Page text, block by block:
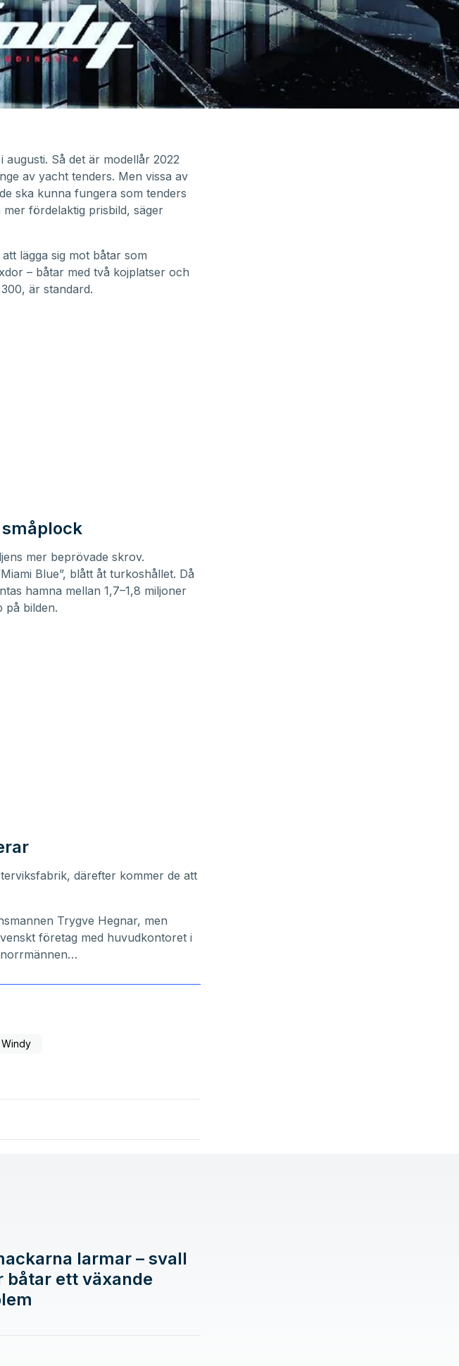
Så det är modellår 2022
av yacht tenders. Men vissa av
ska kunna fungera som tenders
fördelaktig prisbild, säger
lägga sig mot båtar som
– båtar med två kojplatser och
är standard.
mer beprövade skrov.
Blue”, blått åt turkoshållet. Då
hamna mellan 1,7–1,8 miljoner
på bilden.
därefter kommer de att
Trygve Hegnar, men
företag med huvudkontoret i
Windy
larmar – svall
båtar ett växande